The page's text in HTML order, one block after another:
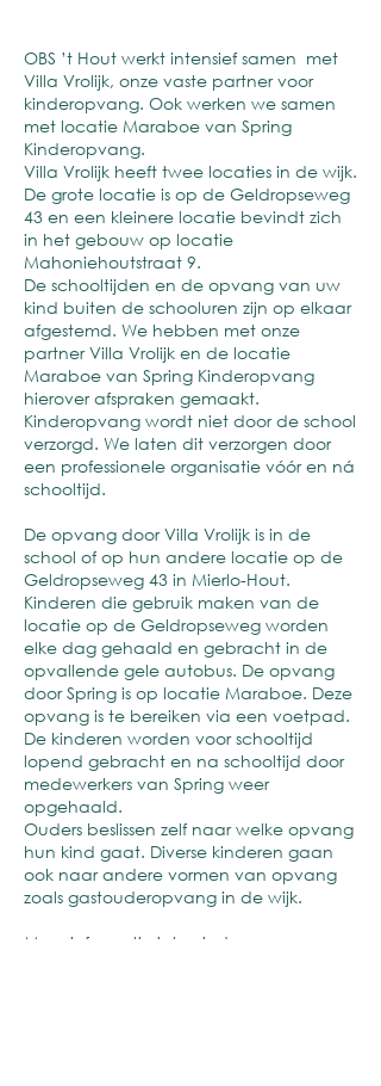
OBS ’t Hout werkt intensief samen met
Villa Vrolijk, onze vaste partner voor
kinderopvang. Ook werken we samen
met locatie Maraboe van Spring
Kinderopvang.
Villa Vrolijk heeft twee locaties in de wijk.
De grote locatie is op de Geldropseweg
43 en een kleinere locatie bevindt zich
in het gebouw op locatie
Mahoniehoutstraat 9.
De schooltijden en de opvang van uw
kind buiten de schooluren zijn op elkaar
afgestemd. We hebben met onze
partner Villa Vrolijk en de locatie
Maraboe van Spring Kinderopvang
hierover afspraken gemaakt.
Kinderopvang wordt niet door de school
verzorgd. We laten dit verzorgen door
een professionele organisatie vóór en ná
schooltijd.
De opvang door Villa Vrolijk is in de
school of op hun andere locatie op de
Geldropseweg 43 in Mierlo-Hout.
Kinderen die gebruik maken van de
locatie op de Geldropseweg worden
elke dag gehaald en gebracht in de
opvallende gele autobus. De opvang
door Spring is op locatie Maraboe. Deze
opvang is te bereiken via een voetpad.
De kinderen worden voor schooltijd
lopend gebracht en na schooltijd door
medewerkers van Spring weer
opgehaald.
Ouders beslissen zelf naar welke opvang
hun kind gaat. Diverse kinderen gaan
ook naar andere vormen van opvang
zoals gastouderopvang in de wijk.
Meer informatie is te vinden op